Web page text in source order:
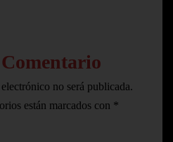
no será publicada.
están marcados con *